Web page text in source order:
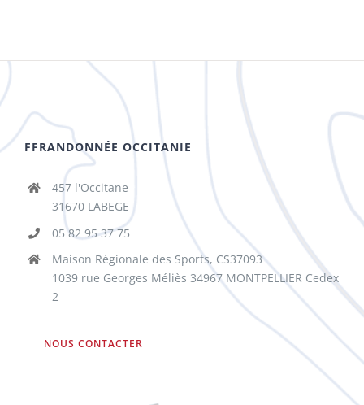
FFRANDONNÉE OCCITANIE
457 l'Occitane
31670 LABEGE
05 82 95 37 75
Maison Régionale des Sports, CS37093
1039 rue Georges Méliès 34967 MONTPELLIER Cedex
2
NOUS CONTACTER